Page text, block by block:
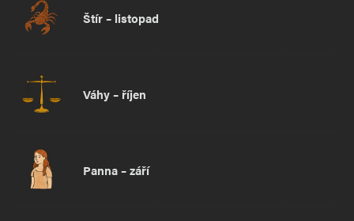
Štír – listopad
Váhy – říjen
Panna – září